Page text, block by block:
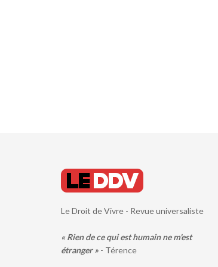
Le Droit de Vivre - Revue universaliste
« Rien de ce qui est humain ne m'est
étranger » - Térence